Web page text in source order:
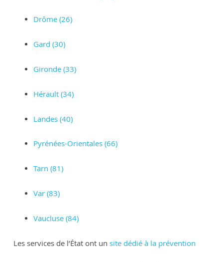
Drôme (26)
Gard (30)
Gironde (33)
Hérault (34)
Landes (40)
Pyrénées-Orientales (66)
Tarn (81)
Var (83)
Vaucluse (84)
Les services de l’État ont un site dédié à la prévention